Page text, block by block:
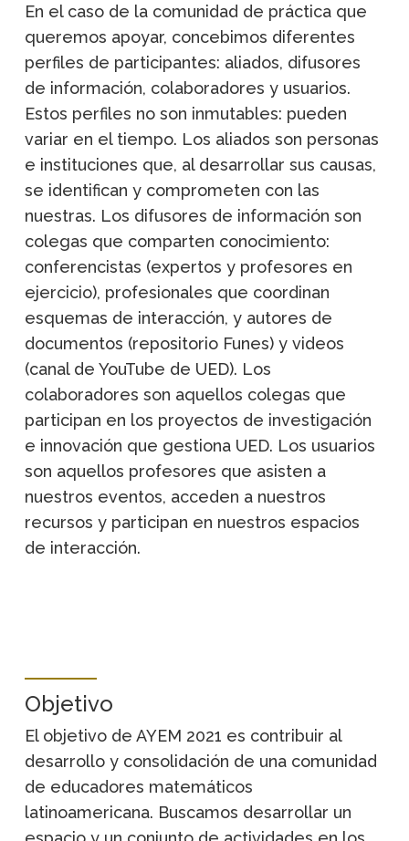
En el caso de la comunidad de práctica que
queremos apoyar, concebimos diferentes
perfiles de participantes: aliados, difusores
de información, colaboradores y usuarios.
Estos perfiles no son inmutables: pueden
variar en el tiempo. Los aliados son personas
e instituciones que, al desarrollar sus causas,
se identifican y comprometen con las
nuestras. Los difusores de información son
colegas que comparten conocimiento:
conferencistas (expertos y profesores en
ejercicio), profesionales que coordinan
esquemas de interacción, y autores de
documentos (repositorio Funes) y videos
(canal de YouTube de UED). Los
colaboradores son aquellos colegas que
participan en los proyectos de investigación
e innovación que gestiona UED. Los usuarios
son aquellos profesores que asisten a
nuestros eventos, acceden a nuestros
recursos y participan en nuestros espacios
de interacción.
Objetivo
El objetivo de AYEM 2021 es contribuir al
desarrollo y consolidación de una comunidad
de educadores matemáticos
latinoamericana. Buscamos desarrollar un